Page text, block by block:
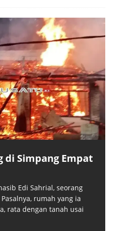
di Simpang Empat
Edi Sahrial, seorang
rumah yang ia
rata dengan tanah usai